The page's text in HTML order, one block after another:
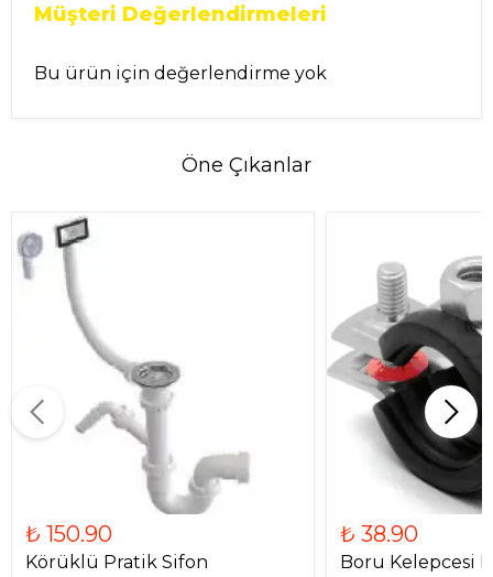
Müşteri Değerlendirmeleri
Bu ürün için değerlendirme yok
Öne Çıkanlar
₺ 150.90
Körüklü Pratik Sifon
₺ 38.90
Boru Kelepcesi